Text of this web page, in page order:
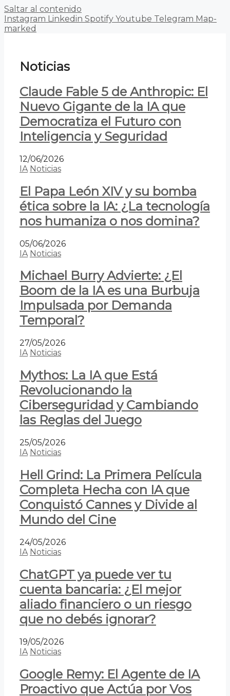
Saltar al contenido
Instagram Linkedin Spotify Youtube Telegram Map-
marked
Noticias
Claude Fable 5 de Anthropic: El
Nuevo Gigante de la IA que
Democratiza el Futuro con
Inteligencia y Seguridad
12/06/2026
IA Noticias
El Papa León XIV y su bomba
ética sobre la IA: ¿La tecnología
nos humaniza o nos domina?
05/06/2026
IA Noticias
Michael Burry Advierte: ¿El
Boom de la IA es una Burbuja
Impulsada por Demanda
Temporal?
27/05/2026
IA Noticias
Mythos: La IA que Está
Revolucionando la
Ciberseguridad y Cambiando
las Reglas del Juego
25/05/2026
IA Noticias
Hell Grind: La Primera Película
Completa Hecha con IA que
Conquistó Cannes y Divide al
Mundo del Cine
24/05/2026
IA Noticias
ChatGPT ya puede ver tu
cuenta bancaria: ¿El mejor
aliado financiero o un riesgo
que no debés ignorar?
19/05/2026
IA Noticias
Google Remy: El Agente de IA
Proactivo que Actúa por Vos